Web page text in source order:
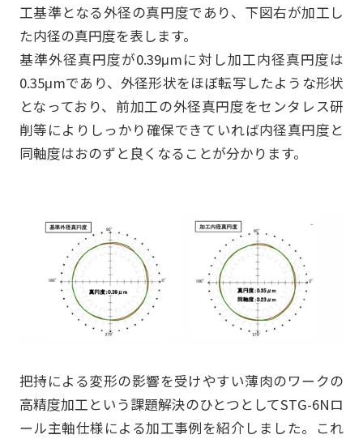
工基準となる外径の真円度であり、下図右が加工し
た内径の真円度を表します。
基準外径真円度が0.39μmに対し加工内径真円度は
0.35μmであり、外径形状をほぼ転写したような形状
となっており、前加工の外径真円度をセンタレス研
削等によりしっかり確保できていれば内径真円度と
同軸度はおのずと良くなることが分かります。
把持による変形の影響を受けやすい薄肉のワークの
高精度加工という課題解決のひとつとしてSTG-6Nロ
ール主軸仕様による加工事例を紹介しました。これ